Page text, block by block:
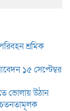
শ্রমিক
১৫ সেপ্টেম্বর
ভোলায় উঠান